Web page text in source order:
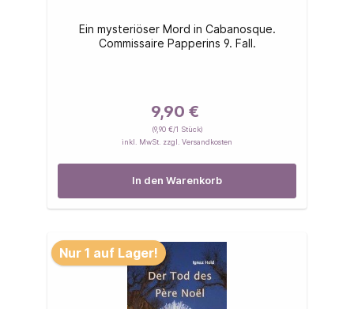
Ein mysteriöser Mord in Cabanosque.
Commissaire Papperins 9. Fall.
9,90 €
(9,90 €/1 Stück)
inkl. MwSt. zzgl. Versandkosten
In den Warenkorb
Nur 1 auf Lager!